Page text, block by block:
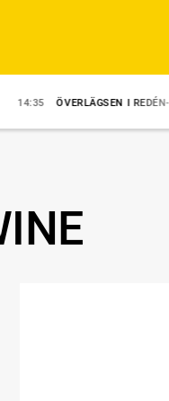
ÖVERLÄGSEN I REDÉN-DEBUT